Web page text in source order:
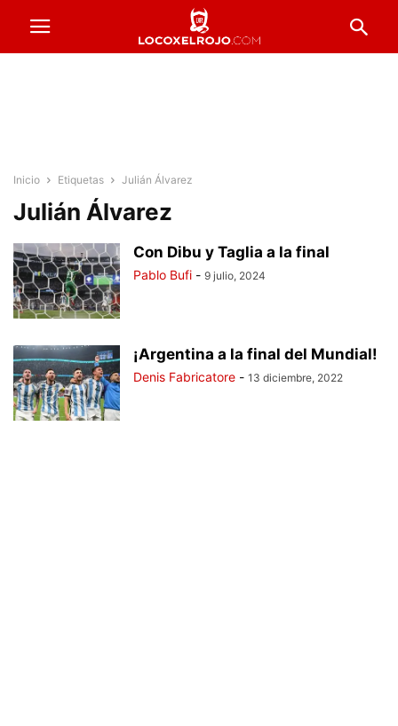
Inicio Etiquetas Julián Álvarez
Julián Álvarez
Con Dibu y Taglia a la final
Pablo Bufi - 9 julio, 2024
¡Argentina a la final del Mundial!
Denis Fabricatore - 13 diciembre, 2022